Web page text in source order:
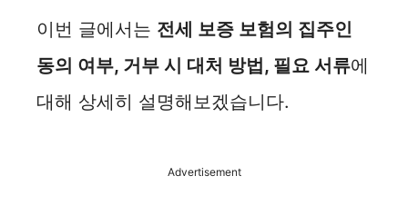
이번 글에서는 전세 보증 보험의 집주인
동의 여부, 거부 시 대처 방법, 필요 서류에
대해 상세히 설명해보겠습니다.
Advertisement